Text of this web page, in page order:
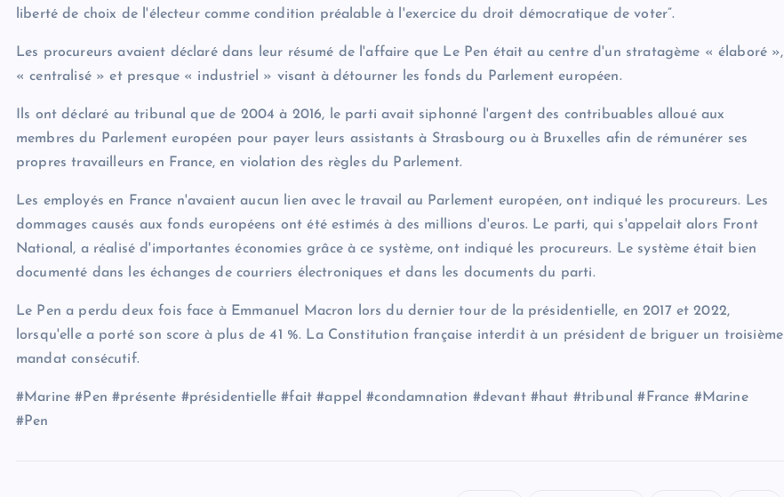
liberté de choix de l'électeur comme condition préalable à l'exercice du droit démocratique de voter”.
Les procureurs avaient déclaré dans leur résumé de l'affaire que Le Pen était au centre d'un stratagème « élaboré »,
« centralisé » et presque « industriel » visant à détourner les fonds du Parlement européen.
Ils ont déclaré au tribunal que de 2004 à 2016, le parti avait siphonné l'argent des contribuables alloué aux
membres du Parlement européen pour payer leurs assistants à Strasbourg ou à Bruxelles afin de rémunérer ses
propres travailleurs en France, en violation des règles du Parlement.
Les employés en France n'avaient aucun lien avec le travail au Parlement européen, ont indiqué les procureurs. Les
dommages causés aux fonds européens ont été estimés à des millions d'euros. Le parti, qui s'appelait alors Front
National, a réalisé d'importantes économies grâce à ce système, ont indiqué les procureurs. Le système était bien
documenté dans les échanges de courriers électroniques et dans les documents du parti.
Le Pen a perdu deux fois face à Emmanuel Macron lors du dernier tour de la présidentielle, en 2017 et 2022,
lorsqu'elle a porté son score à plus de 41 %. La Constitution française interdit à un président de briguer un troisième
mandat consécutif.
#Marine #Pen #présente #présidentielle #fait #appel #condamnation #devant #haut #tribunal #France #Marine
#Pen